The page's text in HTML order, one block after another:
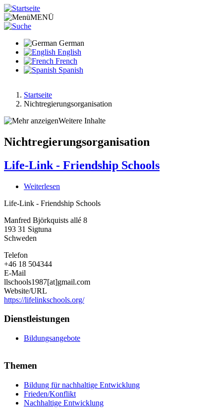
Direkt
zum
Inhalt
MENÜ
German
English
French
Spanish
Pfadnavigation
Startseite
Nichtregierungsorganisation
Weitere Inhalte
Nichtregierungsorganisation
Life-Link - Friendship Schools
Weiterlesen
Link
Friendship
Life-Link - Friendship Schools
Manfred Björkquists allé 8
193 31 Sigtuna
Schweden
Telefon
+46 18 504344
E-Mail
llschools1987[at]gmail.com
Website/URL
https://lifelinkschools.org/
Dienstleistungen
Bildungsangebote
Themen
Bildung für nachhaltige Entwicklung
Frieden/Konflikt
Nachhaltige Entwicklung